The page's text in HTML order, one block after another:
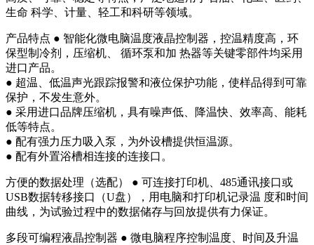
生命 科学、计量、轻工和科研等领域。
产品特点 ● 智能化微电脑温度液晶控制器，控温精度高，环
保型制冷剂，压缩机、 循环泵和加 热器等关键零部件均采用
进口产品。
● 超温、低温声光跟踪报警和液位保护功能，使样品得到可靠
保护，不发生意外。
● 采用进口品牌压缩机，具有噪声低、降温快、效率高、能耗
低等特点。
● 配有强力压力吸入泵，为外设槽提供恒温源。
● 配有外置浴槽相连接的连接口。
方便的数据处理（选配） ● 可连接打印机、485通讯接口或
USB数据转移接口（U盘），用电脑和打印机记录温 度和时间
曲线，为试验过程中的数据储存与回放提供有力保证。
多段可编程液晶控制器 ● 微电脑程序控制温度、时间及升温